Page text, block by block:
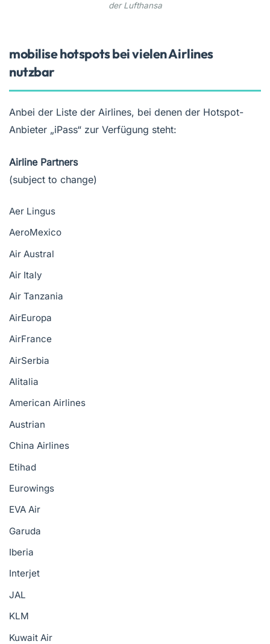
der Lufthansa
mobilise hotspots bei vielen Airlines
nutzbar
Anbei der Liste der Airlines, bei denen der Hotspot-
Anbieter „iPass“ zur Verfügung steht:
Airline Partners
(subject to change)
Aer Lingus
AeroMexico
Air Austral
Air Italy
Air Tanzania
AirEuropa
AirFrance
AirSerbia
Alitalia
American Airlines
Austrian
China Airlines
Etihad
Eurowings
EVA Air
Garuda
Iberia
Interjet
JAL
KLM
Kuwait Air